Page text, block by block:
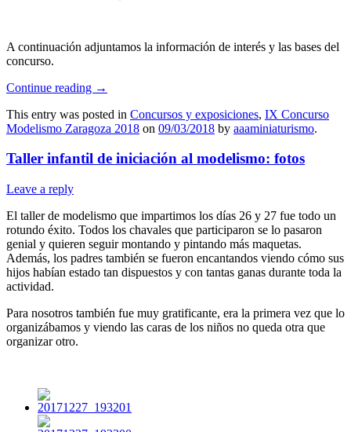
A continuación adjuntamos la información de interés y las bases del
concurso.
Continue reading →
This entry was posted in Concursos y exposiciones, IX Concurso
Modelismo Zaragoza 2018 on 09/03/2018 by aaaminiaturismo.
Taller infantil de iniciación al modelismo: fotos
Leave a reply
El taller de modelismo que impartimos los días 26 y 27 fue todo un
rotundo éxito. Todos los chavales que participaron se lo pasaron
genial y quieren seguir montando y pintando más maquetas.
Además, los padres también se fueron encantandos viendo cómo sus
hijos habían estado tan dispuestos y con tantas ganas durante toda la
actividad.
Para nosotros también fue muy gratificante, era la primera vez que lo
organizábamos y viendo las caras de los niños no queda otra que
organizar otro.